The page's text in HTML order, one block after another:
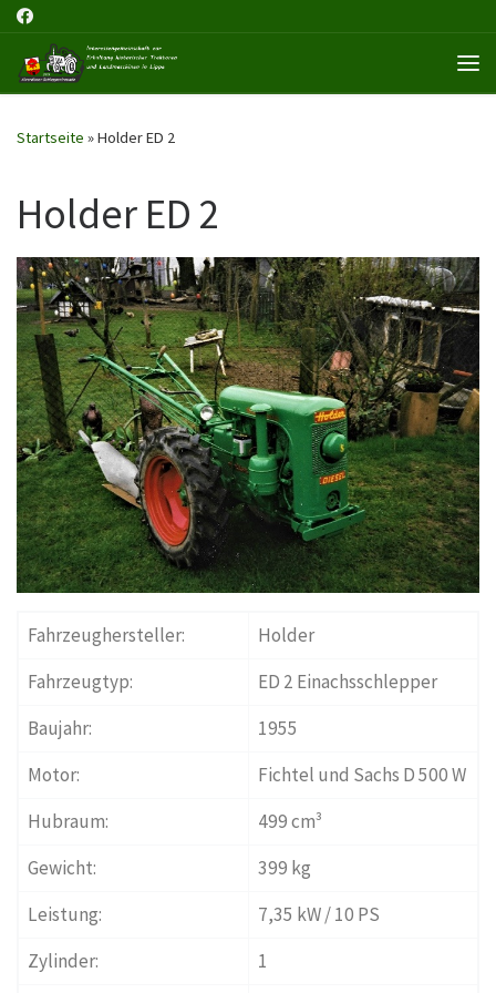
Startseite »Holder ED 2
Holder ED 2
Fahrzeughersteller:
Holder
Fahrzeugtyp:
ED 2 Einachsschlepper
Baujahr:
1955
Motor:
Fichtel und Sachs D 500 W
Hubraum:
499 cm³
Gewicht:
399 kg
Leistung:
7,35 kW / 10 PS
Zylinder:
1